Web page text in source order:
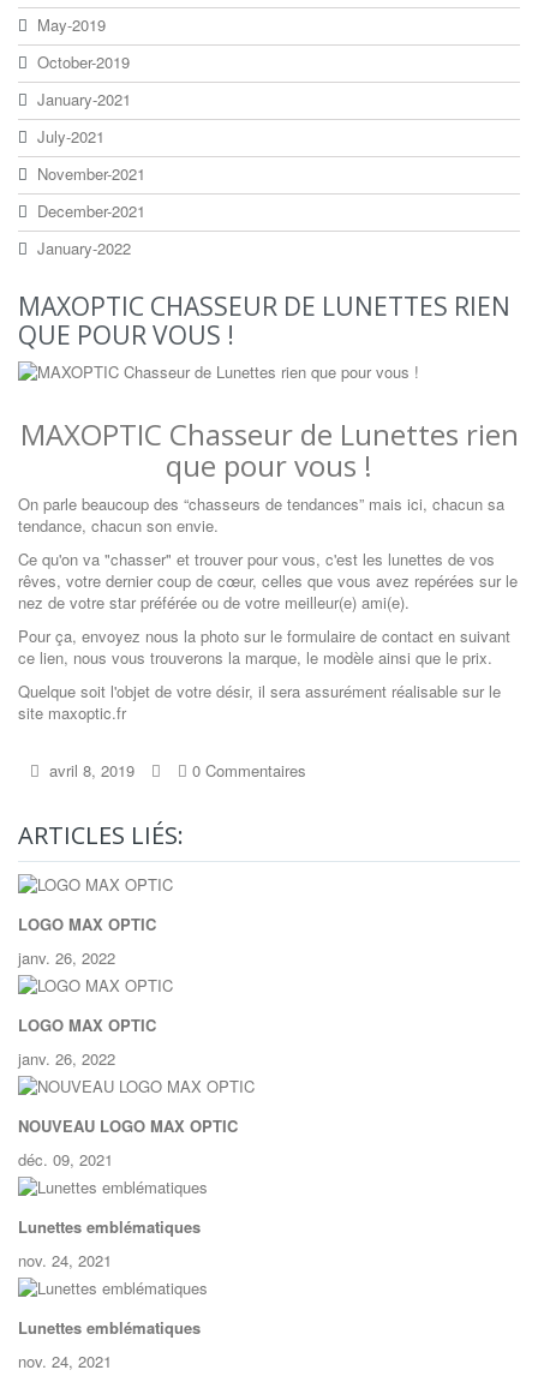
May-2019
October-2019
January-2021
July-2021
November-2021
December-2021
January-2022
MAXOPTIC CHASSEUR DE LUNETTES RIEN
QUE POUR VOUS !
MAXOPTIC Chasseur de Lunettes rien
que pour vous !
On parle beaucoup des “chasseurs de tendances” mais ici, chacun sa
tendance, chacun son envie.
Ce qu'on va "chasser" et trouver pour vous, c'est les lunettes de vos
rêves, votre dernier coup de cœur, celles que vous avez repérées sur le
nez de votre star préférée ou de votre meilleur(e) ami(e).
Pour ça, envoyez nous la photo sur le formulaire de contact en suivant
ce lien, nous vous trouverons la marque, le modèle ainsi que le prix.
Quelque soit l'objet de votre désir, il sera assurément réalisable sur le
site maxoptic.fr
avril 8, 2019 0 Commentaires
ARTICLES LIÉS:
LOGO MAX OPTIC
janv. 26, 2022
LOGO MAX OPTIC
janv. 26, 2022
NOUVEAU LOGO MAX OPTIC
déc. 09, 2021
Lunettes emblématiques
nov. 24, 2021
Lunettes emblématiques
nov. 24, 2021